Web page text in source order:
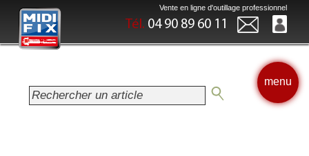
Vente en ligne d'outillage professionnel
Tél. 04 90 89 60 11
menu